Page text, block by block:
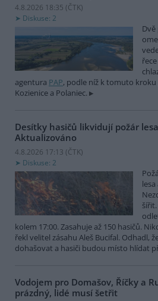
4.8.2026 18:35 (ČTK)
Diskuse: 2
agentura PAP, podle níž k tomuto
Kozienice a Polaniec.
Desítky hasičů likvidují požár
Aktualizováno
4.8.2026 17:13 (ČTK)
Diskuse: 2
kolem 17:00. Zasahuje až 150 hasičů.
řekl velitel zásahu Aleš Bucifal. Odhadl,
dohašovat a hasiči budou místo hlídat
Vodojem pro Domašov, Říčky a
prázdný, lidé musí šetřit